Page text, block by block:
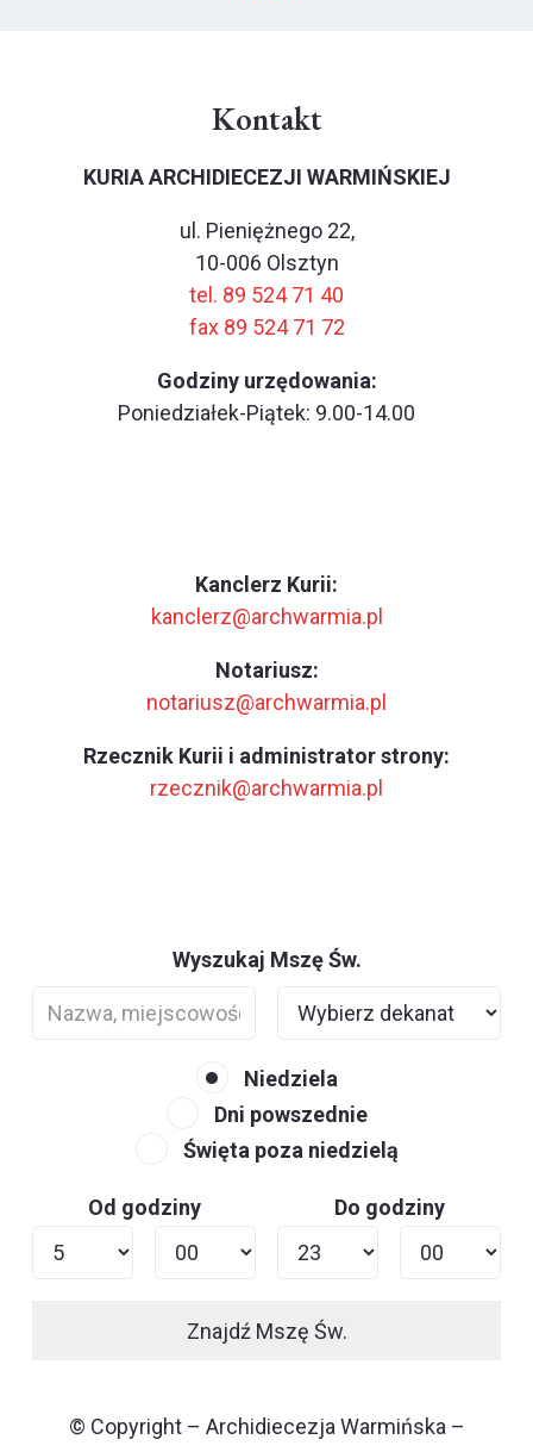
Kontakt
KURIA ARCHIDIECEZJI WARMIŃSKIEJ
ul. Pieniężnego 22,
10-006 Olsztyn
tel. 89 524 71 40
fax 89 524 71 72
Godziny urzędowania:
Poniedziałek-Piątek: 9.00-14.00
Kanclerz Kurii:
kanclerz@archwarmia.pl
Notariusz:
notariusz@archwarmia.pl
Rzecznik Kurii i administrator strony:
rzecznik@archwarmia.pl
Wyszukaj Mszę Św.
Niedziela
Dni powszednie
Święta poza niedzielą
Od godziny Do godziny
Znajdź Mszę Św.
© Copyright – Archidiecezja Warmińska –